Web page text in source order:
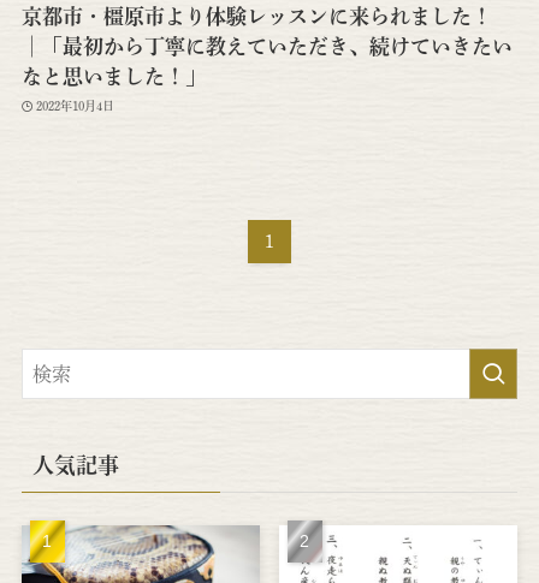
京都市・橿原市より体験レッスンに来られました！
│「最初から丁寧に教えていただき、続けていきたい
なと思いました！」
2022年10月4日
1
人気記事